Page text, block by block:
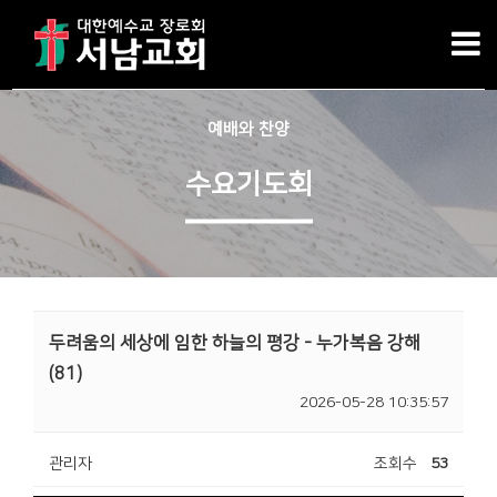
예배와 찬양
수요기도회
두려움의 세상에 임한 하늘의 평강 - 누가복음 강해
(81)
2026-05-28 10:35:57
관리자 조회수 53